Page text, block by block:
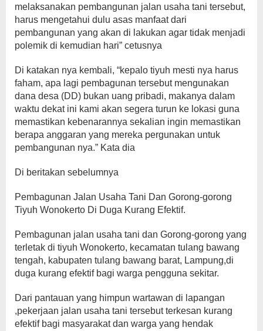
melaksanakan pembangunan jalan usaha tani tersebut,
harus mengetahui dulu asas manfaat dari
pembangunan yang akan di lakukan agar tidak menjadi
polemik di kemudian hari” cetusnya
Di katakan nya kembali, “kepalo tiyuh mesti nya harus
faham, apa lagi pembagunan tersebut mengunakan
dana desa (DD) bukan uang pribadi, makanya dalam
waktu dekat ini kami akan segera turun ke lokasi guna
memastikan kebenarannya sekalian ingin memastikan
berapa anggaran yang mereka pergunakan untuk
pembangunan nya.” Kata dia
Di beritakan sebelumnya
Pembagunan Jalan Usaha Tani Dan Gorong-gorong
Tiyuh Wonokerto Di Duga Kurang Efektif.
Pembagunan jalan usaha tani dan Gorong-gorong yang
terletak di tiyuh Wonokerto, kecamatan tulang bawang
tengah, kabupaten tulang bawang barat, Lampung,di
duga kurang efektif bagi warga pengguna sekitar.
Dari pantauan yang himpun wartawan di lapangan
,pekerjaan jalan usaha tani tersebut terkesan kurang
efektif bagi masyarakat dan warga yang hendak